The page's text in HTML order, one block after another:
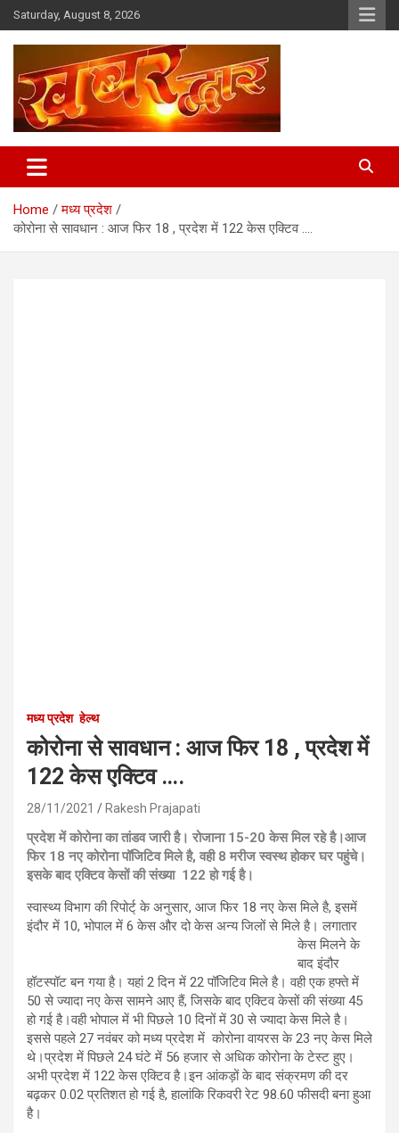
Skip
to
content
Saturday, August 8, 2026
Khabar Dwar
Home
मध्य प्रदेश
कोरोना से सावधान : आज फिर 18 , प्रदेश में 122 केस एक्टिव ….
मध्य प्रदेश हेल्थ
कोरोना से सावधान : आज फिर 18 , प्रदेश में
122 केस एक्टिव ….
28/11/2021 Rakesh Prajapati
प्रदेश में कोरोना का तांडव जारी है। रोजाना 15-20 केस मिल रहे है।आज
फिर 18 नए कोरोना पॉजिटिव मिले है, वही 8 मरीज स्वस्थ होकर घर पहुंचे।
इसके बाद एक्टिव केसों की संख्या 122 हो गई है।
स्वास्थ्य विभाग की रिपोर्ट् के अनुसार, आज फिर 18 नए केस मिले है, इसमें
इंदौर में 10, भोपाल में 6 केस और दो केस अन्य जिलों से मिलेहै। लगातार
केस मिलने के
बाद इंदौर
हॉटस्पॉट बन गया है। यहां 2 दिन में 22 पॉजिटिव मिले है। वही एक हफ्ते में
50 से ज्यादा नए केस सामने आए हैं, जिसके बाद एक्टिव केसों की संख्या 45
हो गई है।वही भोपाल में भी पिछले 10 दिनों में 30 से ज्यादा केस मिले है।
इससे पहले 27 नवंबर को मध्य प्रदेश में कोरोना वायरस के 23 नए केस मिले
थे।प्रदेश में पिछले 24 घंटे में 56 हजार से अधिक कोरोना के टेस्ट हुए।
अभी प्रदेश में 122 केस एक्टिव है।इन आंकड़ों के बाद संक्रमण की दर
बढ़कर 0.02 प्रतिशत हो गई है, हालांकि रिकवरी रेट 98.60 फीसदी बना हुआ
है।